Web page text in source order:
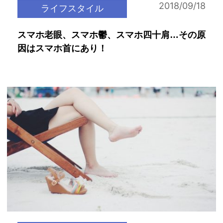
ライフスタイル 2018/09/18
スマホ老眼、スマホ鬱、スマホ四十肩…その原
因はスマホ首にあり！